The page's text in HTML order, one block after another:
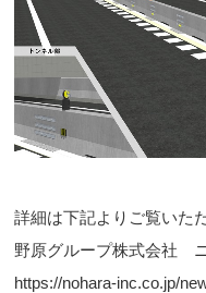
詳細は下記よりご覧いた
野原グループ株式会社
https://nohara-inc.co.jp/